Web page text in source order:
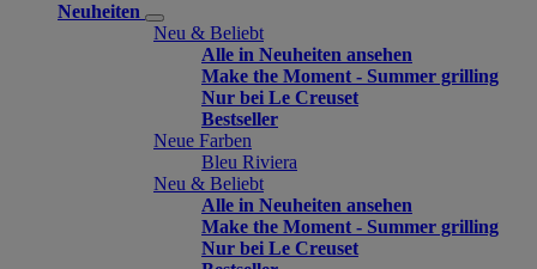
Neuheiten
Neu & Beliebt
Alle in Neuheiten ansehen
Make the Moment - Summer grilling
Nur bei Le Creuset
Bestseller
Neue Farben
Bleu Riviera
Neu & Beliebt
Alle in Neuheiten ansehen
Make the Moment - Summer grilling
Nur bei Le Creuset